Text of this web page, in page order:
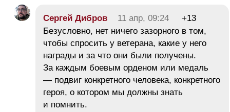
Сергей Дибров 11 апр, 09:24
+13
Безусловно, нет ничего зазорного в том,
чтобы спросить у ветерана, какие у него
награды и за что они были получены.
За каждым боевым орденом или медаль
— подвиг конкретного человека, конкретного
героя, о котором мы должны знать
и помнить.